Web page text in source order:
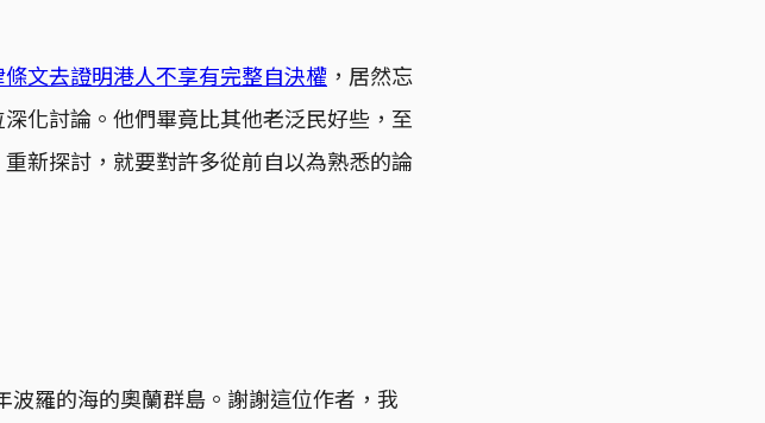
條文去證明港人不享有完整自決權 ，居然忘
化討論。他們畢竟比其他老泛民好些，至
新探討，就要對許多從前自以為熟悉的論
羅的海的奧蘭群島。謝謝這位作者，我